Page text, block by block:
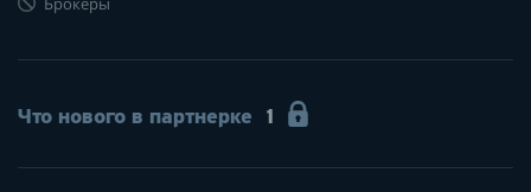
Что нового в партнерке 1